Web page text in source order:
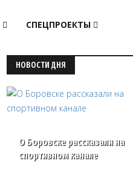
СПЕЦПРОЕКТЫ
НОВОСТИ ДНЯ
О Боровске рассказали на
спортивном канале